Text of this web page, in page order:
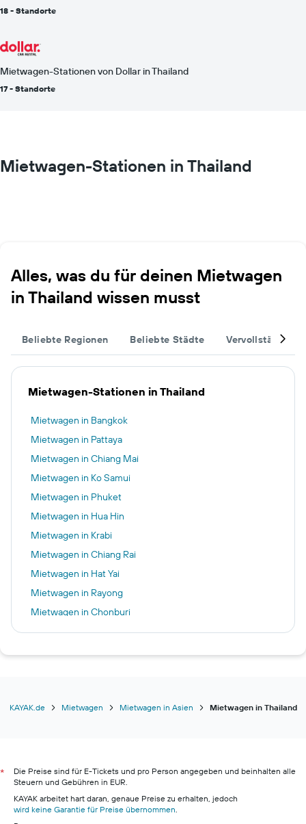
18 - Standorte
Mietwagen-Stationen von Dollar in Thailand
17 - Standorte
Mietwagen-Stationen in Thailand
Alles, was du für deinen Mietwagen
in Thailand wissen musst
Beliebte Regionen Beliebte Städte Vervollständige
Mietwagen-Stationen in Thailand
Mietwagen in Bangkok
Mietwagen in Pattaya
Mietwagen in Chiang Mai
Mietwagen in Ko Samui
Mietwagen in Phuket
Mietwagen in Hua Hin
Mietwagen in Krabi
Mietwagen in Chiang Rai
Mietwagen in Hat Yai
Mietwagen in Rayong
Mietwagen in Chonburi
Mietwagen in Udon Thani
Mietwagen in Ubon Ratchathani
KAYAK.de Mietwagen Mietwagen in Asien Mietwagen in Thailand
*
Die Preise sind für E-Tickets und pro Person angegeben und beinhalten alle
Steuern und Gebühren in EUR.
KAYAK arbeitet hart daran, genaue Preise zu erhalten, jedoch
wird keine Garantie für Preise übernommen